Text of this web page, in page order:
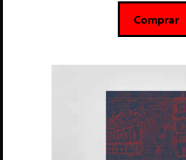
5
Comprar